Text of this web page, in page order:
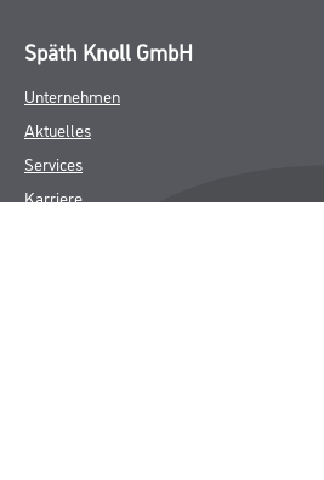
Späth Knoll GmbH
Unternehmen
Aktuelles
Services
Karriere